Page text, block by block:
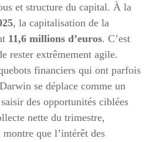
et structure du capital. À la
, la capitalisation de la
11,6 millions d’euros. C’est
rester extrêmement agile.
financiers qui ont parfois
se déplace comme un
des opportunités ciblées
nette du trimestre,
que l’intérêt des